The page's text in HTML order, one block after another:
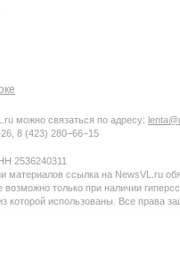
можно связаться по адресу:
8 (423) 280−66−15
2536240311
материалов ссылка на NewsVL.ru
возможно только при наличии
которой использованы. Все права